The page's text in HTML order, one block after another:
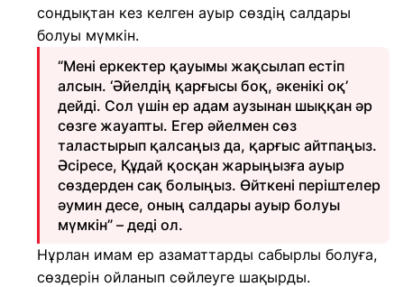
сондықтан кез келген ауыр сөздің салдары
болуы мүмкін.
“Мені еркектер қауымы жақсылап естіп
алсын. ‘Әйелдің қарғысы боқ, әкенікі оқ’
дейді. Сол үшін ер адам аузынан шыққан әр
сөзге жауапты. Егер әйелмен сөз
таластырып қалсаңыз да, қарғыс айтпаңыз.
Әсіресе, Құдай қосқан жарыңызға ауыр
сөздерден сақ болыңыз. Өйткені періштелер
әумин десе, оның салдары ауыр болуы
мүмкін” – деді ол.
Нұрлан имам ер азаматтарды сабырлы болуға,
сөздерін ойланып сөйлеуге шақырды.